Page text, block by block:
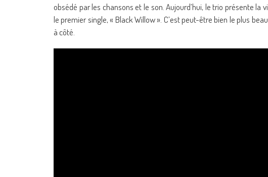
obsédé par les chansons et le son. Aujourd’hui, le trio présente
le premier single, « Black Willow ». C’est peut-être bien le plus
à côté.